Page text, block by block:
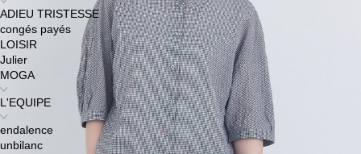
ADIEU TRISTESSE
congés payés
LOISIR
Julier
MOGA
L'EQUIPE
endalence
unbilanc